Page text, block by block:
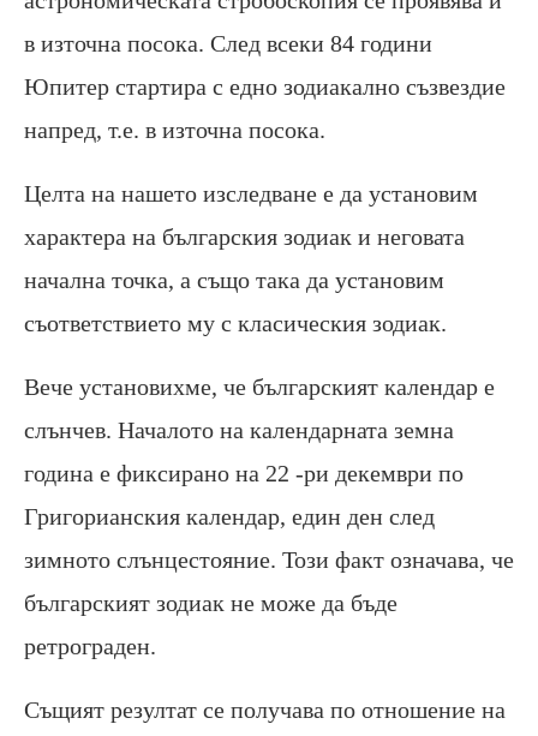
в източна посока. След всеки 84 години
Юпитер стартира с едно зодиакално съзвездие
напред, т.е. в източна посока.
Целта на нашето изследване е да установим
характера на българския зодиак и неговата
начална точка, а също така да установим
съответствието му с класическия зодиак.
Вече установихме, че българският календар е
слънчев. Началото на календарната земна
година е фиксирано на 22 -ри декември по
Григорианския календар, един ден след
зимното слънцестояние. Този факт означава, че
българският зодиак не може да бъде
ретрограден.
Същият резултат се получава по отношение на